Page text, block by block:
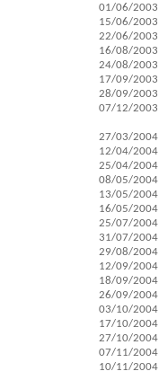
01/06/2003
15/06/2003
22/06/2003
16/08/2003
24/08/2003
17/09/2003
28/09/2003
07/12/2003
27/03/2004
12/04/2004
25/04/2004
08/05/2004
13/05/2004
16/05/2004
25/07/2004
31/07/2004
29/08/2004
12/09/2004
18/09/2004
26/09/2004
03/10/2004
17/10/2004
27/10/2004
07/11/2004
10/11/2004